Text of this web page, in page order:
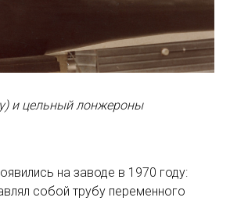
и цельный лонжероны
на заводе в 1970 году:
собой трубу переменного